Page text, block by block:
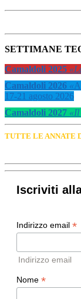
SETTIMANE
Camaldoli 2025
Camaldoli 2026 «
17-21 agosto 2026
Camaldoli 2027 «Il
TUTTE LE ANNATE
Iscriviti
Indirizzo email *
Indirizzo email
Nome *